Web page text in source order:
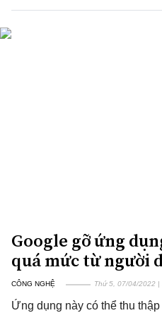
Google gỡ ứng
quá mức từ người
CÔNG NGHỆ Thứ 5, 07/04/2022 |
Ứng dụng này có thể thu